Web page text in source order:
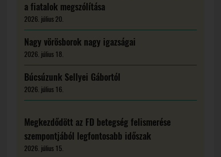
a fiatalok megszólítása
2026. július 20.
Nagy vörösborok nagy igazságai
2026. július 18.
Búcsúzunk Sellyei Gábortól
2026. július 16.
Megkezdődött az FD betegség felismerése
szempontjából legfontosabb időszak
2026. július 15.